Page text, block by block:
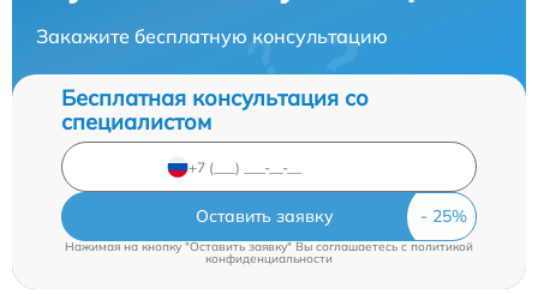
Закажите бесплатную консультацию
Бесплатная консультация со
специалистом
Оставить заявку
Нажимая на кнопку "Оставить заявку" Вы соглашаетесь cполитикой
конфиденциальности